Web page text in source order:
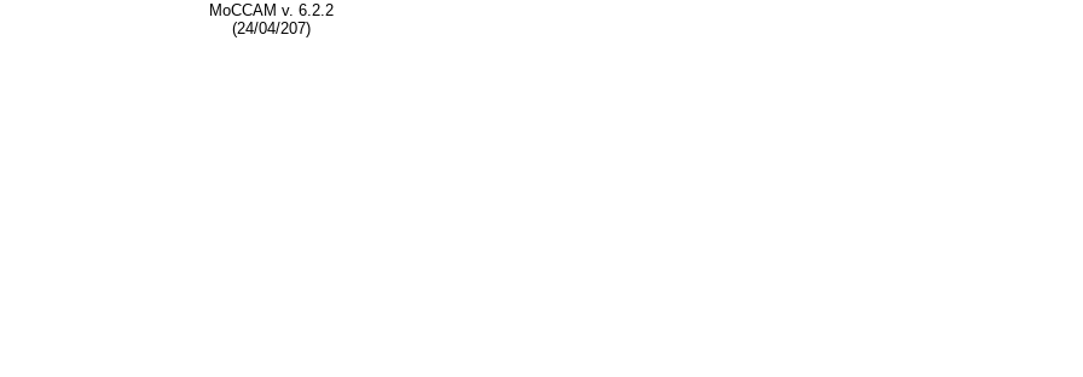
MoCCAM v. 6.2.2
(24/04/207)